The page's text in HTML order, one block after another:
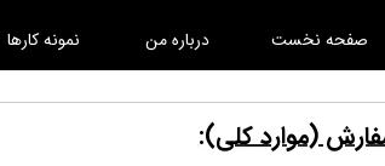
صفحه نخست درباره من نمونه کارها
(موارد کلی):